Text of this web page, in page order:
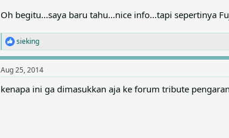
4. Yoichi Pro Golfer
merupakan karya Fujimoto Hiroshi (Fujiko.F.Fujio) sedangkan
Oh begitu...saya baru tahu...nice info...tapi sepertinya
R
e
c
i
sieking
Aug 25, 2014
kenapa ini ga dimasukkan aja ke forum tribute